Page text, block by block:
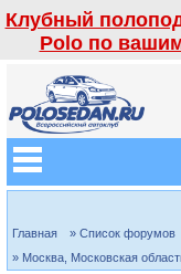
Клубный
Polo по
Главная » Список форумов
» Москва, Московская